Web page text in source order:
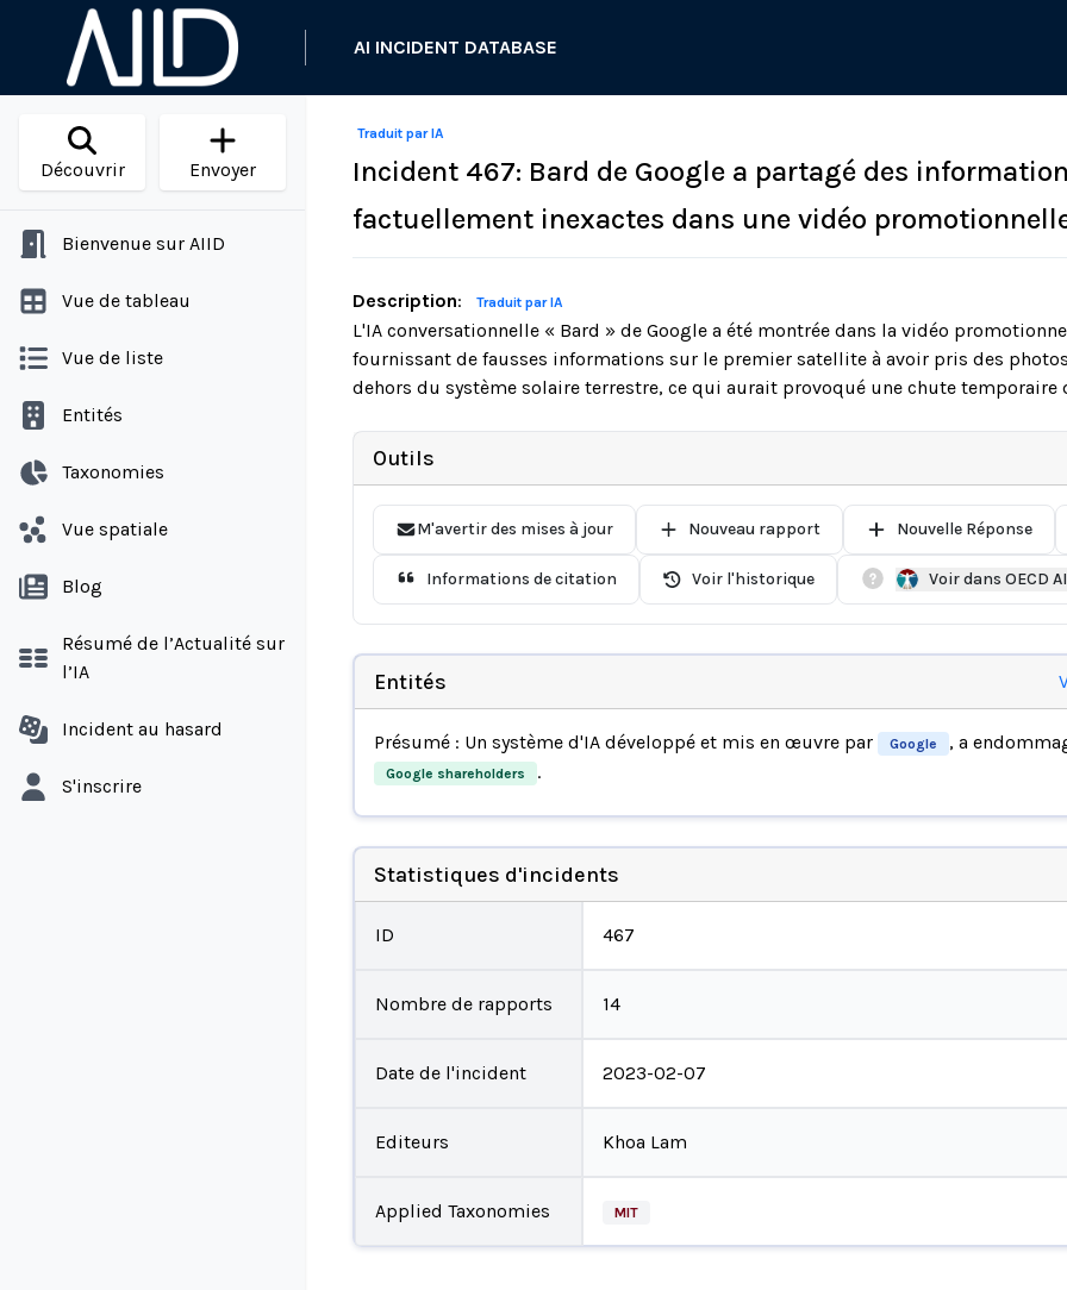
AI INCIDENT DATABASE
Découvrir Envoyer
Bienvenue sur AIID
Vue de tableau
Vue de liste
Entités
Taxonomies
Vue spatiale
Blog
Résumé de l’Actualité sur
l’IA
Incident au hasard
S'inscrire
Traduit par IA
Incident 467: Bard de Google a partagé des
factuellement inexactes dans une vidéo
Description: Traduit par IA
L'IA conversationnelle « Bard » de Google a été montrée dans la vidéo
fournissant de fausses informations sur le premier satellite à avoir pris des
dehors du système solaire terrestre, ce qui aurait provoqué une chute temporaire
Outils
M'avertir des mises à jour Nouveau rapport Nouvelle Réponse
Informations de citation Voir l'historique Voir dans OECD
Entités
Présumé : Un système d'IA développé et mis en œuvre par Google , a
Google shareholders .
Statistiques d'incidents
ID 467
Nombre de rapports 14
Date de l'incident 2023-02-07
Editeurs Khoa Lam
Applied Taxonomies MIT